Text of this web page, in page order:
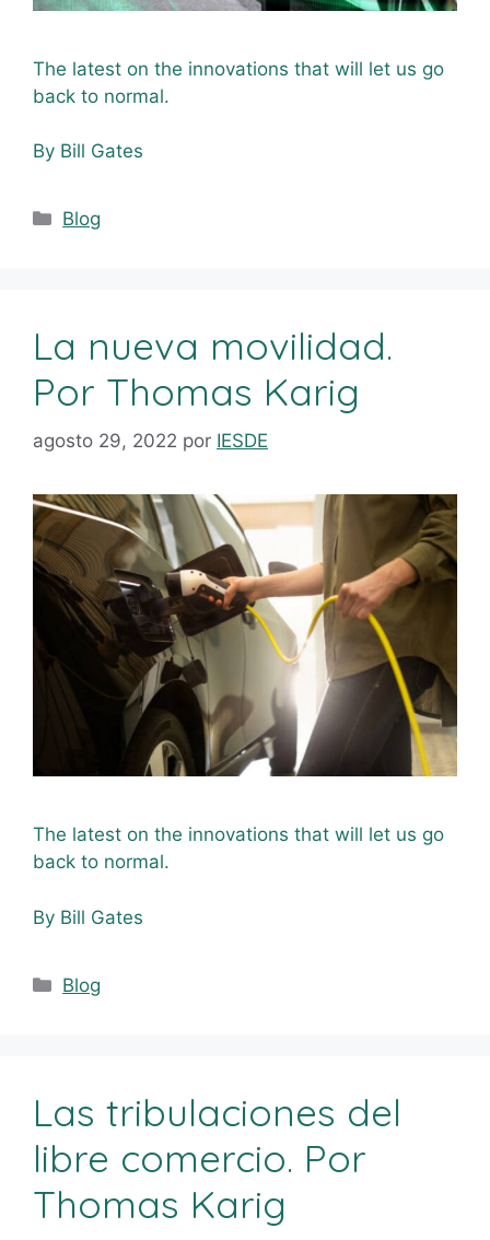
The latest on the innovations that will let us go
back to normal.
By Bill Gates
Blog
La nueva movilidad.
Por Thomas Karig
agosto 29, 2022 por IESDE
The latest on the innovations that will let us go
back to normal.
By Bill Gates
Blog
Las tribulaciones del
libre comercio. Por
Thomas Karig